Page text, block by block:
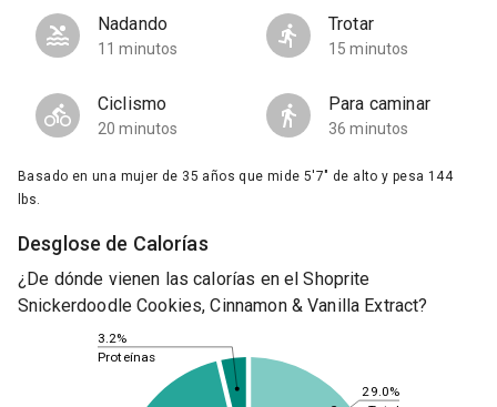
Nadando
11 minutos
Trotar
15 minutos
Ciclismo
20 minutos
Para caminar
36 minutos
Basado en una mujer de 35 años que mide 5'7" de alto y pesa 144
lbs.
Desglose de Calorías
¿De dónde vienen las calorías en el Shoprite
Snickerdoodle Cookies, Cinnamon & Vanilla Extract?
29.0%
3.2%
Proteínas